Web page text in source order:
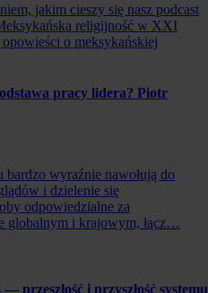
jakim cieszy się nasz podcast
religijność w XXI
o meksykańskiej
pracy lidera? Piotr
bardzo wyraźnie nawołują do
i dzielenie się
odpowiedzialne za
globalnym i krajowym, łącz…
przeszłość i przyszłość systemu